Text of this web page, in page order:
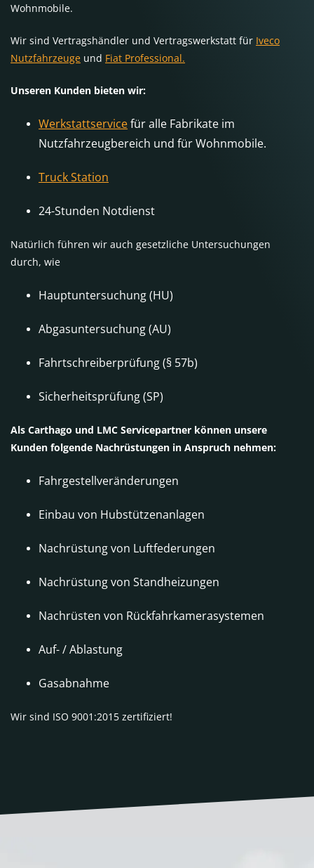
Wohnmobile.
Wir sind Vertragshändler und Vertragswerkstatt für Iveco
Nutzfahrzeuge und Fiat Professional.
Unseren Kunden bieten wir:
Werkstattservicefür alle Fabrikate im
Nutzfahrzeugbereich und für Wohnmobile.
Truck Station
24-Stunden Notdienst
Natürlich führen wir auch gesetzliche Untersuchungen
durch, wie
Hauptuntersuchung (HU)
Abgasuntersuchung (AU)
Fahrtschreiberprüfung (§ 57b)
Sicherheitsprüfung (SP)
Als Carthago und LMC Servicepartner können unsere
Kunden folgende Nachrüstungen in Anspruch nehmen:
Fahrgestellveränderungen
Einbau von Hubstützenanlagen
Nachrüstung von Luftfederungen
Nachrüstung von Standheizungen
Nachrüsten von Rückfahrkamerasystemen
Auf- / Ablastung
Gasabnahme
Wir sind ISO 9001:2015 zertifiziert!